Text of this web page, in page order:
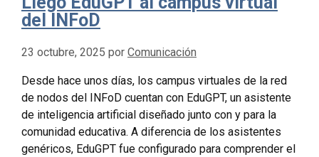
del INFoD
23 octubre, 2025 por Comunicación
Desde hace unos días, los campus virtuales de la red
de nodos del INFoD cuentan con EduGPT, un asistente
de inteligencia artificial diseñado junto con y para la
comunidad educativa. A diferencia de los asistentes
genéricos, EduGPT fue configurado para comprender el